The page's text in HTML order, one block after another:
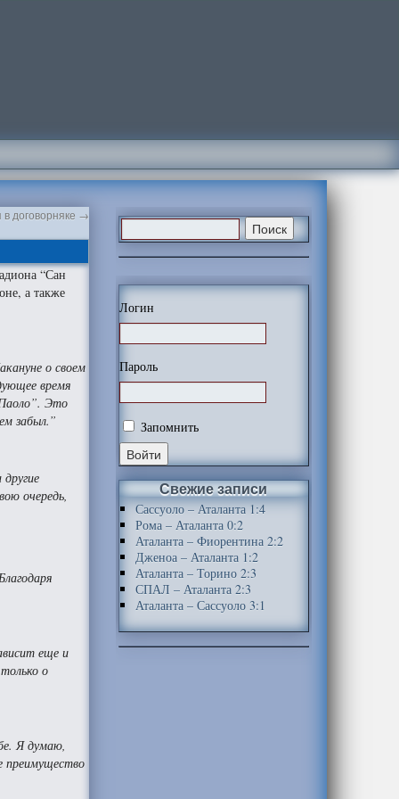
договорняке →
“Сан
а также
о своем
время
Паоло”. Это
забыл.”
очередь,
еще и
о
Я думаю,
преимущество
Логин
Пароль
Запомнить
Свежие записи
Сассуоло – Аталанта 1:4
Рома – Аталанта 0:2
Аталанта – Фиорентина 2:2
Дженоа – Аталанта 1:2
Аталанта – Торино 2:3
СПАЛ – Аталанта 2:3
Аталанта – Сассуоло 3:1